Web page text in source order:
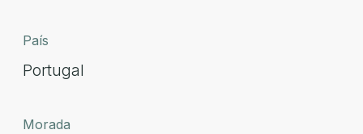
País
Portugal
Morada